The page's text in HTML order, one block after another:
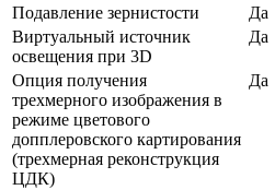
Подавление зернистости
Да
Виртуальный источник
освещения при 3D
Да
Опция получения
трехмерного изображения в
режиме цветового
допплеровского картирования
(трехмерная реконструкция
ЦДК)
Да